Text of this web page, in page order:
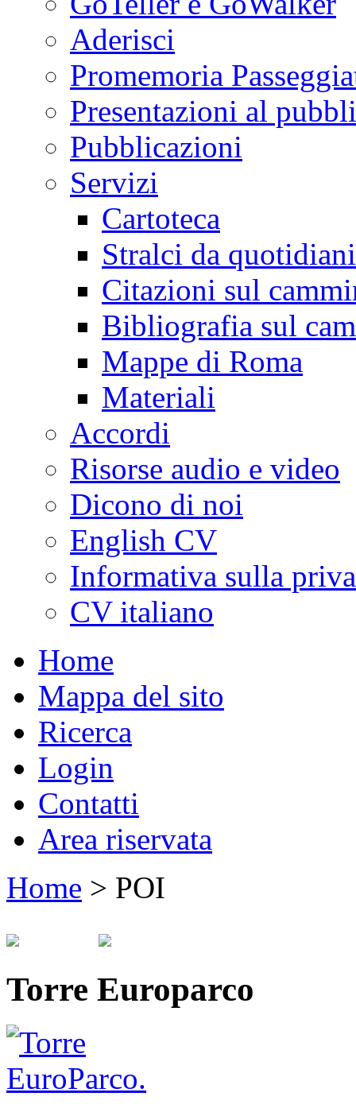
Aderisci
Promemoria
Presentazioni al
Pubblicazioni
Servizi
Cartoteca
Stralci da
Citazioni sul
Bibliografia sul
Mappe di Roma
Materiali
Accordi
Risorse audio e video
Dicono di noi
English CV
Informativa sulla
CV italiano
Home
Mappa del sito
Ricerca
Login
Contatti
Area riservata
Home > POI
Torre Europarco